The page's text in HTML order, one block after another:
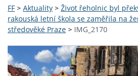
FF > Aktuality > Život řeholnic byl
rakouská letní škola se zaměřila na
středověké Praze > IMG_2170